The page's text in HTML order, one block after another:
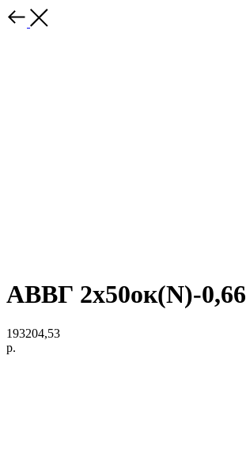
АВВГ 2х50ок(N)-0,66
193204,53
р.